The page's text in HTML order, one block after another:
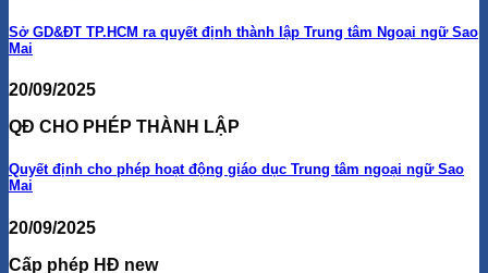
Sở GD&ĐT TP.HCM ra quyết định thành lập Trung tâm Ngoại ngữ Sao
Mai
20/09/2025
QĐ CHO PHÉP THÀNH LẬP
Quyết định cho phép hoạt động giáo dục Trung tâm ngoại ngữ Sao
Mai
20/09/2025
Cấp phép HĐ new